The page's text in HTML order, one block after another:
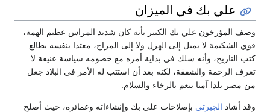
علي بك في الميزان
وصف المؤرخون علي بك الكبير بأنه كان شديد المراس عظيم الهمة،
قوي الشكيمة لا يميل إلى الهزل ولا إلى المزاح، معتدا بنفسه يطالع
كتب التاريخ، وأنه سلك في بداية أمره مع خصومه سياسة عنيفة لا
تعرف الرحمة والشفقة، لكنه بعد أن استتب له الأمر في البلاد جعل
من مصر بلدا آمنا ينعم بالرخاء والسلام.
وقد أشاد الجبرتي بإصلاحات علي بك وإنشاءاته وعمائره، حيث أصلح